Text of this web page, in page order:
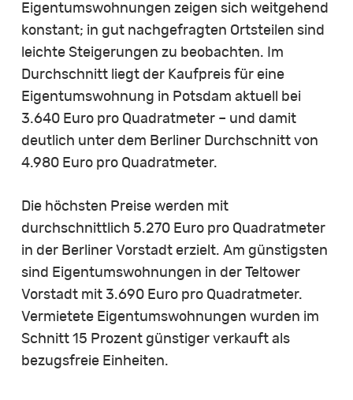
Eigentumswohnungen zeigen sich weitgehend
konstant; in gut nachgefragten Ortsteilen sind
leichte Steigerungen zu beobachten. Im
Durchschnitt liegt der Kaufpreis für eine
Eigentumswohnung in Potsdam aktuell bei
3.640 Euro pro Quadratmeter – und damit
deutlich unter dem Berliner Durchschnitt von
4.980 Euro pro Quadratmeter.
Die höchsten Preise werden mit
durchschnittlich 5.270 Euro pro Quadratmeter
in der Berliner Vorstadt erzielt. Am günstigsten
sind Eigentumswohnungen in der Teltower
Vorstadt mit 3.690 Euro pro Quadratmeter.
Vermietete Eigentumswohnungen wurden im
Schnitt 15 Prozent günstiger verkauft als
bezugsfreie Einheiten.